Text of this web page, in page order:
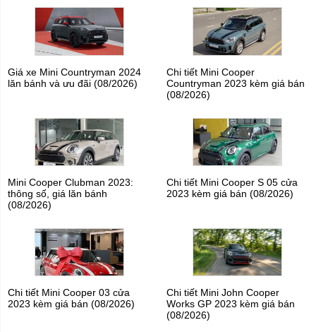
Giá xe Mini Countryman 2024
lăn bánh và ưu đãi (08/2026)
Chi tiết Mini Cooper
Countryman 2023 kèm giá bán
(08/2026)
Mini Cooper Clubman 2023:
thông số, giá lăn bánh
(08/2026)
Chi tiết Mini Cooper S 05 cửa
2023 kèm giá bán (08/2026)
Chi tiết Mini Cooper 03 cửa
2023 kèm giá bán (08/2026)
Chi tiết Mini John Cooper
Works GP 2023 kèm giá bán
(08/2026)